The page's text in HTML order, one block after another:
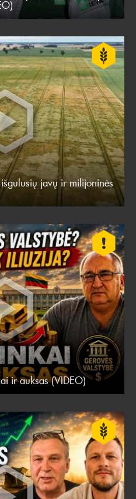
javų ir milijoninės
ir auksas (VIDEO)